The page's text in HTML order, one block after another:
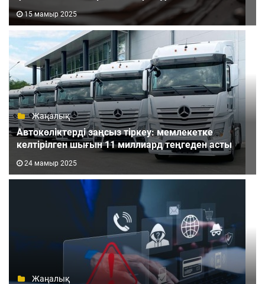
15 мамыр 2025
Жаңалық
Автокөліктерді заңсыз тіркеу: мемлекетке
келтірілген шығын 11 миллиард теңгеден асты
24 мамыр 2025
Жаңалық